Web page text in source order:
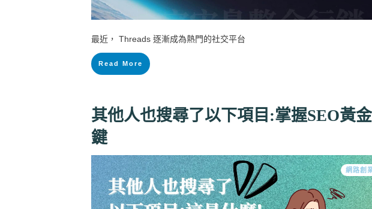
最近， Threads 逐漸成為熱門的社交平台
Read More
其他人也搜尋了以下項目:掌握SEO黃
鍵
網路創